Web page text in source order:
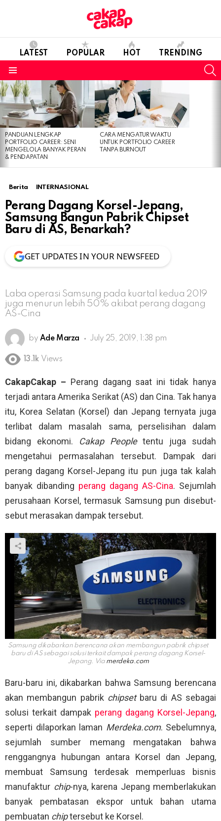
LATEST POPULAR HOT TRENDING
LATEST
STORIES
PANDUAN LENGKAP
PORTFOLIO CAREER: SENI
MENGELOLA BANYAK PERAN
& PENDAPATAN
CARA MENGATUR WAKTU
UNTUK PORTFOLIO CAREER
TANPA BURNOUT
Berita INTERNASIONAL
Perang Dagang Korsel-Jepang,
Samsung Bangun Pabrik Chipset
Baru di AS, Benarkah?
GET UPDATES IN YOUR NEWSFEED
Laba operasi Samsung pada kuartal kedua 2019
juga menurun lebih 50% akibat perang dagang
AS-Cina
by Ade Marza July 25, 2019, 1:38 pm
13.1k Views
CakapCakap – Perang dagang saat ini tidak hanya
terjadi antara Amerika Serikat (AS) dan Cina. Tak hanya
itu, Korea Selatan (Korsel) dan Jepang ternyata juga
terlibat dalam masalah sama, perselisihan dalam
bidang ekonomi.
Cakap Peopletentu juga sudah
mengetahui permasalahan tersebut. Dampak dari
perang dagang Korsel-Jepang itu pun juga tak kalah
banyak dibanding perang dagang AS-Cina. Sejumlah
perusahaan Korsel, termasuk Samsung pun disebut-
sebut merasakan dampak tersebut.
Samsung dikabarkan berencana akan membangun pabrik chipset
baru di AS sebagai solusi terkait dampak perang dagang Korsel-
Jepang. Via merdeka.com
Baru-baru ini, dikabarkan bahwa Samsung berencana
akan membangun pabrik chipsetbaru di AS sebagai
solusi terkait dampak perang dagang Korsel-Jepang,
seperti dilaporkan laman Merdeka.com. Sebelumnya,
sejumlah sumber memang mengatakan bahwa
renggangnya hubungan antara Korsel dan Jepang,
membuat Samsung terdesak memperluas bisnis
manufaktur chip-nya, karena Jepang memberlakukan
banyak pembatasan ekspor untuk bahan utama
pembuatan chiptersebut ke Korsel.